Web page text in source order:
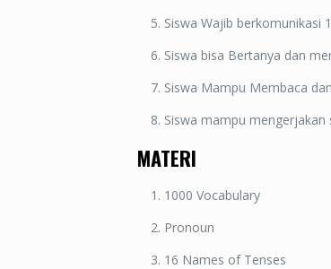
Siswa Wajib berkomunikasi
Siswa bisa Bertanya dan
Siswa Mampu Membaca
Siswa mampu mengerjakan
MATERI
1000 Vocabulary
Pronoun
16 Names of Tenses